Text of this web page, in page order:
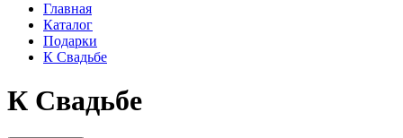
Главная
Каталог
Подарки
К Свадьбе
К Свадьбе